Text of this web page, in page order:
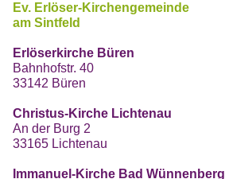
Ev. Erlöser-Kirchengemeinde
am Sintfeld
Erlöserkirche Büren
Bahnhofstr. 40
33142 Büren
Christus-Kirche Lichtenau
An der Burg 2
33165 Lichtenau
Immanuel-Kirche Bad Wünnenberg